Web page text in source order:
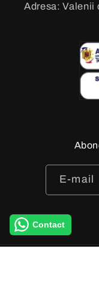
Adresa: Valenii
E-mail
Contact